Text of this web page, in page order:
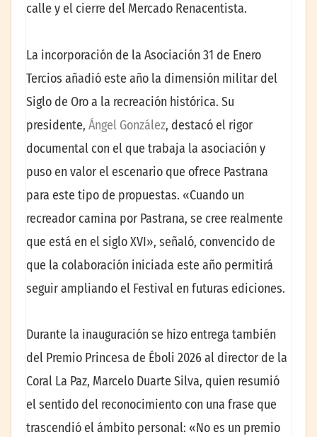
calle y el cierre del Mercado Renacentista.
La incorporación de la Asociación 31 de Enero
Tercios añadió este año la dimensión militar del
Siglo de Oro a la recreación histórica. Su
presidente, Ángel González, destacó el rigor
documental con el que trabaja la asociación y
puso en valor el escenario que ofrece Pastrana
para este tipo de propuestas. «Cuando un
recreador camina por Pastrana, se cree realmente
que está en el siglo XVI», señaló, convencido de
que la colaboración iniciada este año permitirá
seguir ampliando el Festival en futuras ediciones.
Durante la inauguración se hizo entrega también
del Premio Princesa de Éboli 2026 al director de la
Coral La Paz, Marcelo Duarte Silva, quien resumió
el sentido del reconocimiento con una frase que
trascendió el ámbito personal: «No es un premio